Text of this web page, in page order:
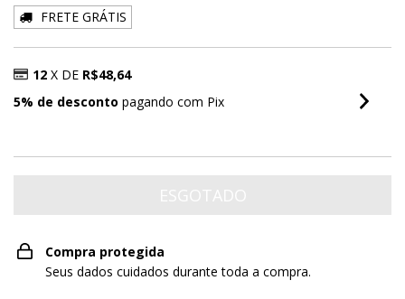
FRETE GRÁTIS
12 X DE R$48,64
5% de desconto pagando com Pix
Compra protegida
Seus dados cuidados durante toda a compra.